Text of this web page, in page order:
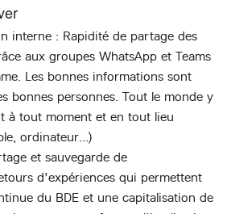
interne : Rapidité de partage des
aux groupes WhatsApp et Teams
Les bonnes informations sont
bonnes personnes. Tout le monde y
à tout moment et en tout lieu
ordinateur...)
et sauvegarde de
d'expériences qui permettent
du BDE et une capitalisation de